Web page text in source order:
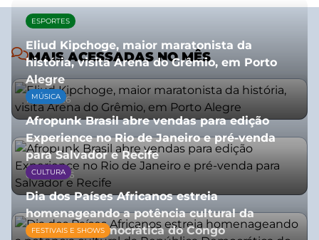
MAIS ACESSADAS NO MÊS
ESPORTES
Eliud Kipchoge, maior maratonista da
história, visita Arena do Grêmio, em Porto
Alegre
10/07/2026
MÚSICA
Afropunk Brasil abre vendas para edição
Experience no Rio de Janeiro e pré-venda
para Salvador e Recife
03/08/2026
CULTURA
Dia dos Países Africanos estreia
homenageando a potência cultural da
República Democrática do Congo
FESTIVAIS E SHOWS